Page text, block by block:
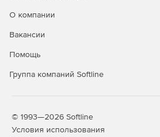
О компании
Вакансии
Помощь
Группа компаний Softline
© 1993—2026 Softline
Условия использования